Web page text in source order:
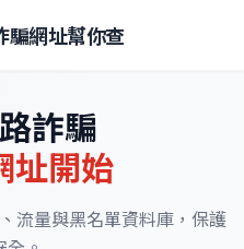
騙網址幫你查
詐騙
址開始
流量與黑名單資料庫，保護